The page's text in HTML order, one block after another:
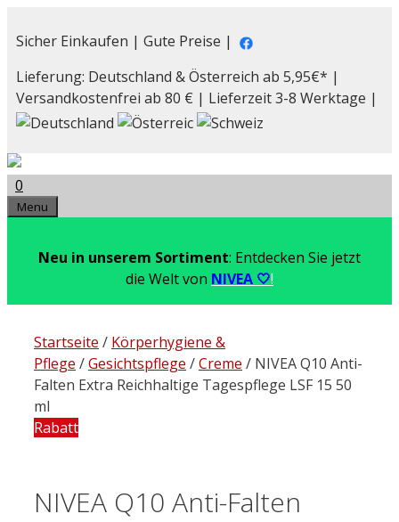
Inhalt
Sicher Einkaufen | Gute Preise |
Lieferung: Deutschland & Österreich ab 5,95€* |
Versandkostenfrei ab 80 € | Lieferzeit 3-8 Werktage |
0
Menu
Neu in unserem Sortiment: Entdecken Sie jetzt
die Welt von NIVEA 🤍!
Startseite / Körperhygiene &
Pflege /Gesichtspflege /Creme / NIVEA Q10 Anti-
Falten Extra Reichhaltige Tagespflege LSF 15 50
ml
Rabatt
NIVEA Q10 Anti-Falten